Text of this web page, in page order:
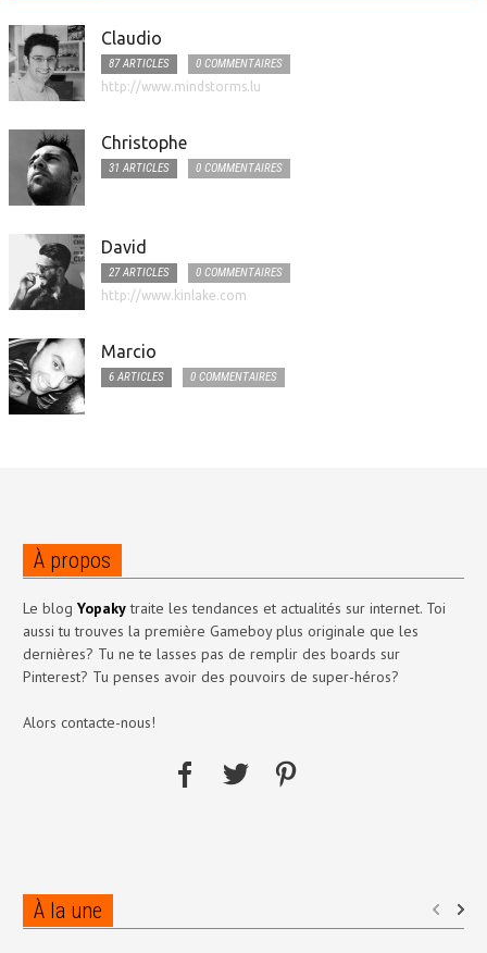
Claudio
87 ARTICLES
0 COMMENTAIRES
http://www.mindstorms.lu
Christophe
31 ARTICLES 0 COMMENTAIRES
David
27 ARTICLES
0 COMMENTAIRES
http://www.kinlake.com
Marcio
6 ARTICLES 0 COMMENTAIRES
À propos
Le blog Yopakytraite les tendances et actualités sur internet. Toi
aussi tu trouves la première Gameboy plus originale que les
dernières? Tu ne te lasses pas de remplir des boards sur
Pinterest? Tu penses avoir des pouvoirs de super-héros?
Alors contacte-nous!
À la une